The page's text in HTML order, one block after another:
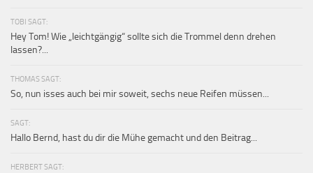
TOBI SAGT:
Hey Tom! Wie „leichtgängig“ sollte sich die Trommel denn drehen
lassen?...
THOMAS SAGT:
So, nun isses auch bei mir soweit, sechs neue Reifen müssen...
SAGT:
Hallo Bernd, hast du dir die Mühe gemacht und den Beitrag...
HERBERT SAGT: